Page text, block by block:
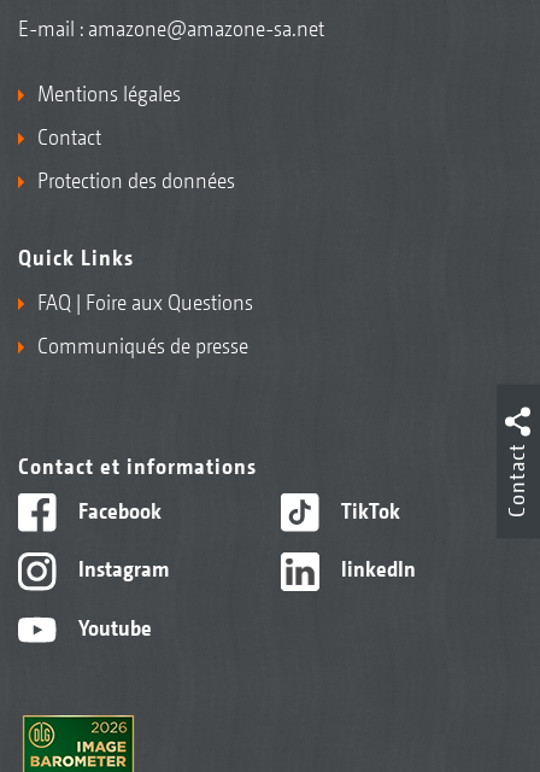
E-mail : amazone@amazone-sa.net
Mentions légales
Contact
Protection des données
Quick Links
FAQ | Foire aux Questions
Communiqués de presse
Contact et informations
Facebook
Instagram
Youtube
TikTok
linkedIn
Contact